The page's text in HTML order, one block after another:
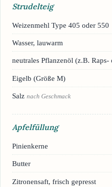
Strudelteig
Weizenmehl Type 405 oder 550
Wasser, lauwarm
neutrales Pflanzenöl (z.B.
Eigelb (Größe M)
Salz nach Geschmack
Apfelfüllung
Pinienkerne
Butter
Zitronensaft, frisch gepresst